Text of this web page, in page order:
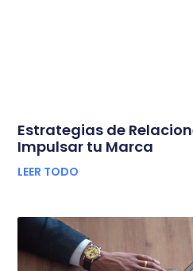
Estrategias de
Impulsar tu Marca
LEER TODO